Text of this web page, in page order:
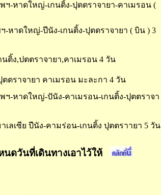
พฯ-หาดใหญ่-เกนติ้ง-ปุตตราจายา-คาเมรอน (
ฯ-หาดใหญ่-ปีนัง-เกนติ้ง-ปุตตราจายา ( บิน ) 3
นติ้ง,ปตตราจายา,คาเมรอน 4 วัน
ตตราจายา คาเมรอน มะละกา 4 วัน
พฯ-หาดใหญ่-ปันัง-คาเมรอน-เกนติ้ง-ปุตตราจา
เลเซีย ปีนัง-คามร่อน-เกนติ้ง ปุตตราายา 5 วัน
นดวันที่เดินทางเอาไว้ให้